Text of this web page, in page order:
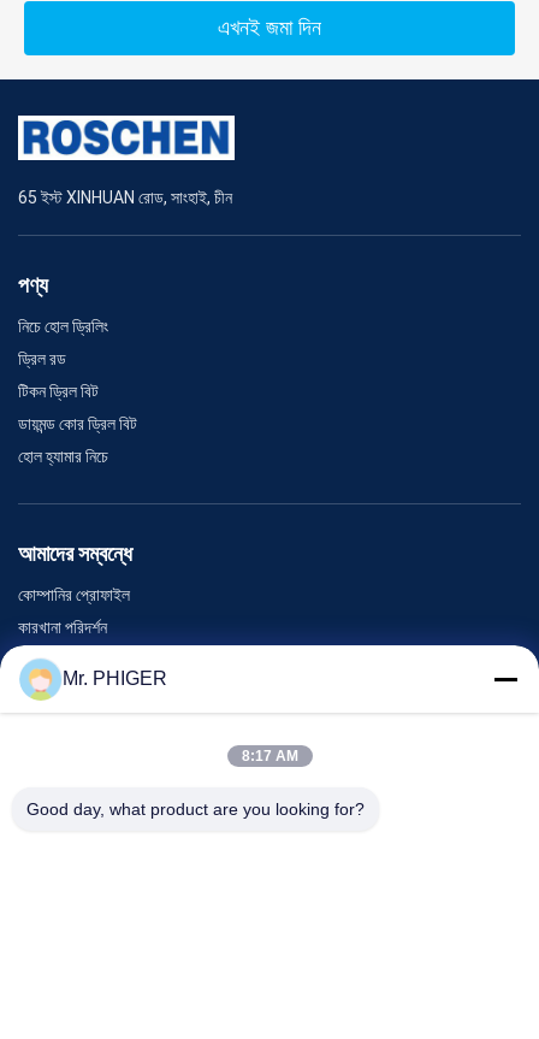
এখনই জমা দিন
65 ইস্ট XINHUAN রোড, সাংহাই, চীন
পণ্য
নিচে হোল ড্রিলিং
ড্রিল রড
টিকন ড্রিল বিট
ডায়মন্ড কোর ড্রিল বিট
হোল হ্যামার নিচে
আমাদের সম্বন্ধে
কোম্পানির প্রোফাইল
কারখানা পরিদর্শন
গুণমান নিয়ন্ত্রণ
সাইট ম্যাপ
ঘটনা
Mr. PHIGER
8:17 AM
Good day, what product are you looking for?